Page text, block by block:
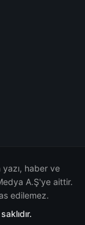
haber ve
A.Ş'ye aittir.
edilemez.